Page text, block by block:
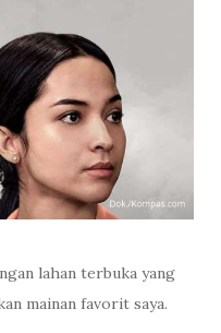
lahan terbuka yang
mainan favorit saya.